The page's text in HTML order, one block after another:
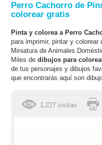
Perro Cachorro de
colorear gratis
Pinta y colorea a Perro
para imprimir, pintar y colorear
Miniatura de Animales
Miles dedibujos para
de tus personajes y dibujos
que encontrarás aquí son
1,227 visitas